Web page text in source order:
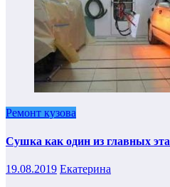
Ремонт кузова
Сушка как один из главных
19.08.2019 Екатерина